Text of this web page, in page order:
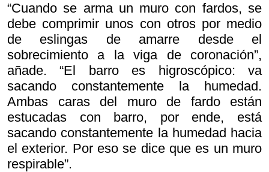
“Cuando se arma un muro con fardos, se
debe comprimir unos con otros por medio
de eslingas de amarre desde el
sobrecimiento a la viga de coronación”,
añade. “El barro es higroscópico: va
sacando constantemente la humedad.
Ambas caras del muro de fardo están
estucadas con barro, por ende, está
sacando constantemente la humedad hacia
el exterior. Por eso se dice que es un muro
respirable”.